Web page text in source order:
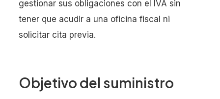
gestionar sus obligaciones con el IVA sin
tener que acudir a una oficina fiscal ni
solicitar cita previa.
Objetivo del suministro